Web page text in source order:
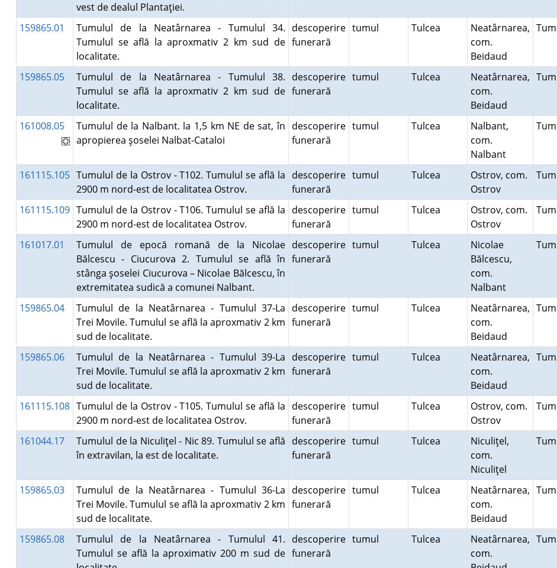
vest de dealul Plantaţiei.
159865.01
Tumulul de la Neatârnarea - Tumulul 34.
Tumulul se află la aproxmativ 2 km sud de
localitate.
descoperire
funerară
tumul Tulcea
Neatârnarea,
com.
Beidaud
159865.05
Tumulul de la Neatârnarea - Tumulul 38.
Tumulul se află la aproxmativ 2 km sud de
localitate.
descoperire
funerară
tumul Tulcea
Neatârnarea,
com.
Beidaud
161008.05
Tumulul de la Nalbant. la 1,5 km NE de sat, în
apropierea şoselei Nalbat-Cataloi
descoperire
funerară
tumul Tulcea
Nalbant,
com.
Nalbant
161115.105 Tumulul de la Ostrov - T102. Tumulul se află la
2900 m nord-est de localitatea Ostrov.
descoperire
funerară
tumul Tulcea
Ostrov, com.
Ostrov
161115.109 Tumulul de la Ostrov - T106. Tumulul se află la
2900 m nord-est de localitatea Ostrov.
descoperire
funerară
tumul Tulcea
Ostrov, com.
Ostrov
161017.01
Tumulul de epocă romană de la Nicolae
Bălcescu - Ciucurova 2. Tumulul se află în
stânga şoselei Ciucurova – Nicolae Bălcescu, în
extremitatea sudică a comunei Nalbant.
descoperire
funerară
tumul Tulcea
Nicolae
Bălcescu,
com.
Nalbant
159865.04
Tumulul de la Neatârnarea - Tumulul 37-La
Trei Movile. Tumulul se află la aproxmativ 2 km
sud de localitate.
descoperire
funerară
tumul Tulcea
Neatârnarea,
com.
Beidaud
159865.06
Tumulul de la Neatârnarea - Tumulul 39-La
Trei Movile. Tumulul se află la aproxmativ 2 km
sud de localitate.
descoperire
funerară
tumul Tulcea
Neatârnarea,
com.
Beidaud
161115.108 Tumulul de la Ostrov - T105. Tumulul se află la
2900 m nord-est de localitatea Ostrov.
descoperire
funerară
tumul Tulcea
Ostrov, com.
Ostrov
161044.17
Tumulul de la Niculiţel - Nic 89. Tumulul se află
în extravilan, la est de localitate.
descoperire
funerară
tumul Tulcea
Niculiţel,
com.
Niculiţel
159865.03
Tumulul de la Neatârnarea - Tumulul 36-La
Trei Movile. Tumulul se află la aproxmativ 2 km
sud de localitate.
descoperire
funerară
tumul Tulcea
Neatârnarea,
com.
Beidaud
159865.08
Tumulul de la Neatârnarea - Tumulul 41.
Tumulul se află la aproximativ 200 m sud de
descoperire
funerară
tumul Tulcea
Neatârnarea,
com.